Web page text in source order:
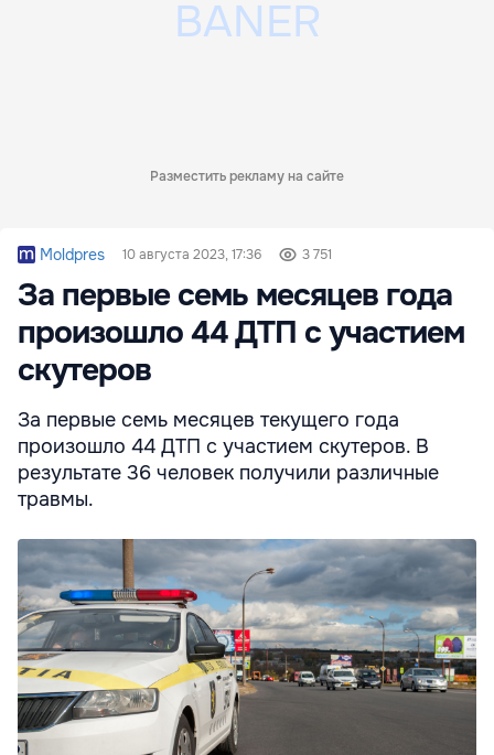
Разместить рекламу на сайте
Moldpres 10 августа 2023, 17:36 3 751
За первые семь месяцев года
произошло 44 ДТП с участием
скутеров
За первые семь месяцев текущего года
произошло 44 ДТП с участием скутеров. В
результате 36 человек получили различные
травмы.